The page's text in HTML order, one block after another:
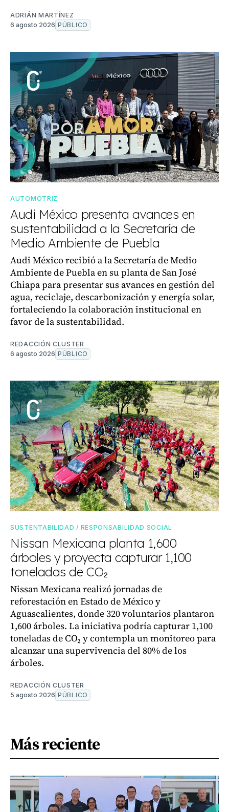
ADRIÁN MARTÍNEZ
6 agosto 2026 PÚBLICO
AUTOMOTRIZ
Audi México presenta avances en
sustentabilidad a la Secretaría de
Medio Ambiente de Puebla
Audi México recibió a la Secretaría de Medio
Ambiente de Puebla en su planta de San José
Chiapa para presentar sus avances en gestión del
agua, reciclaje, descarbonización y energía solar,
fortaleciendo la colaboración institucional en
favor de la sustentabilidad.
REDACCIÓN CLUSTER
6 agosto 2026 PÚBLICO
SUSTENTABILIDAD / RESPONSABILIDAD SOCIAL
Nissan Mexicana planta 1,600
árboles y proyecta capturar 1,100
toneladas de CO₂
Nissan Mexicana realizó jornadas de
reforestación en Estado de México y
Aguascalientes, donde 320 voluntarios plantaron
1,600 árboles. La iniciativa podría capturar 1,100
toneladas de CO₂ y contempla un monitoreo para
alcanzar una supervivencia del 80% de los
árboles.
REDACCIÓN CLUSTER
5 agosto 2026 PÚBLICO
Más reciente